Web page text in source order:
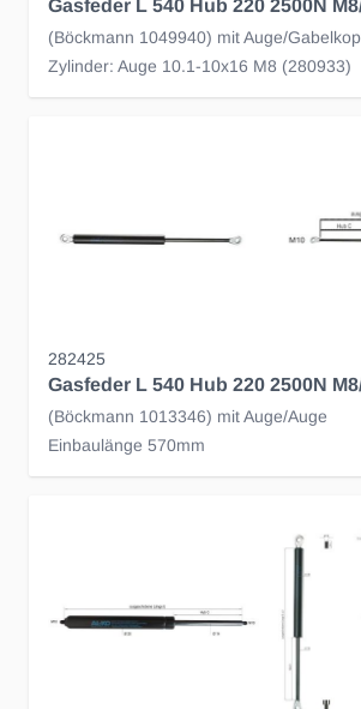
Gasfeder L 540 Hub 220 2500N
(Böckmann 1049940) mit Auge/
Zylinder: Auge 10.1-10x16 M8 (280933)
282425
Gasfeder L 540 Hub 220 2500N
(Böckmann 1013346) mit Auge/Auge
Einbaulänge 570mm